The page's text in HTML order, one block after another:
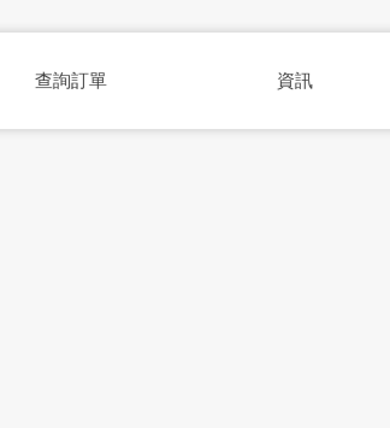
查詢訂單 資訊